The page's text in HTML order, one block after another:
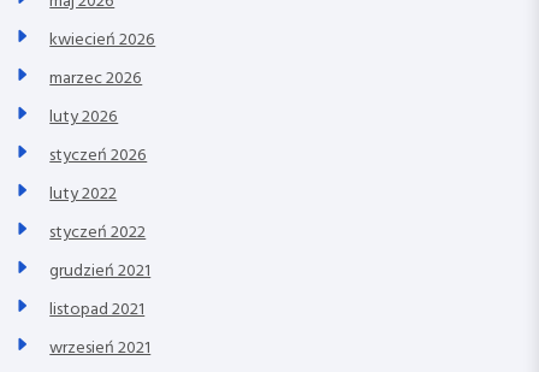
kwiecień 2026
marzec 2026
luty 2026
styczeń 2026
luty 2022
styczeń 2022
grudzień 2021
listopad 2021
wrzesień 2021